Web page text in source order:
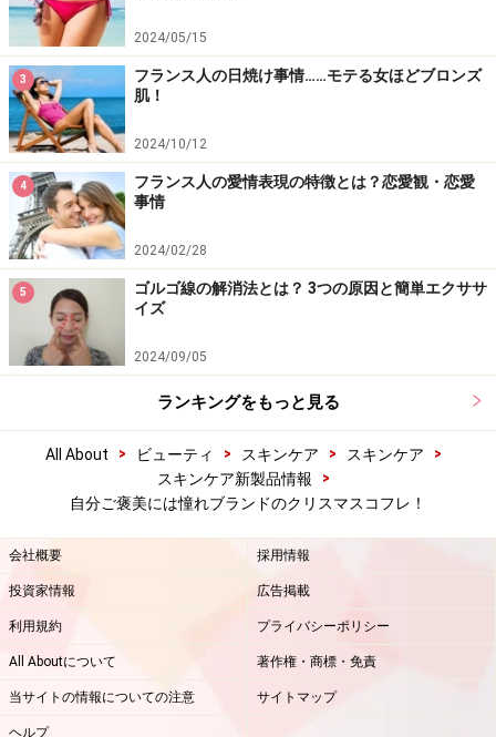
2024/05/15
3
フランス人の日焼け事情……モテる女ほどブロンズ
肌！
2024/10/12
4
フランス人の愛情表現の特徴とは？恋愛観・恋愛
事情
2024/02/28
5
ゴルゴ線の解消法とは？ 3つの原因と簡単エクササ
イズ
2024/09/05
ランキングをもっと見る
All About > ビューティ > スキンケア > スキンケア
>
スキンケア新製品情報
>
自分ご褒美には憧れブランドのクリスマスコフレ！
会社概要 採用情報
投資家情報 広告掲載
利用規約 プライバシーポリシー
All Aboutについて 著作権・商標・免責
当サイトの情報についての注意 サイトマップ
ヘルプ